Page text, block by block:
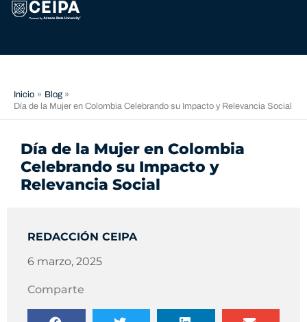
contenido
Inicio
Blog
Día de la Mujer en Colombia Celebrando su Impacto y Relevancia Social
Día de la Mujer en Colombia
Celebrando su Impacto y
Relevancia Social
REDACCIÓN CEIPA
6 marzo, 2025
Comparte